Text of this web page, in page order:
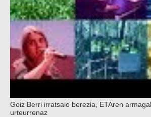
Goiz Berri irratsaio berezia, ETAren
urteurrenaz